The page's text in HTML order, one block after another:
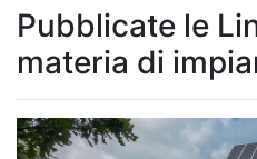
Pubblicate le
materia di